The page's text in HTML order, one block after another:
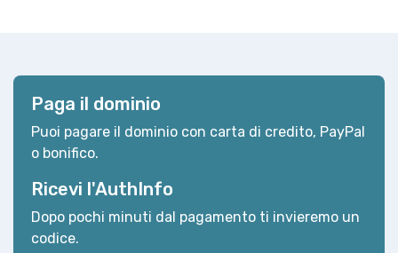
Paga il dominio
Puoi pagare il dominio con carta di credito, PayPal
o bonifico.
Ricevi l'AuthInfo
Dopo pochi minuti dal pagamento ti invieremo un
codice.